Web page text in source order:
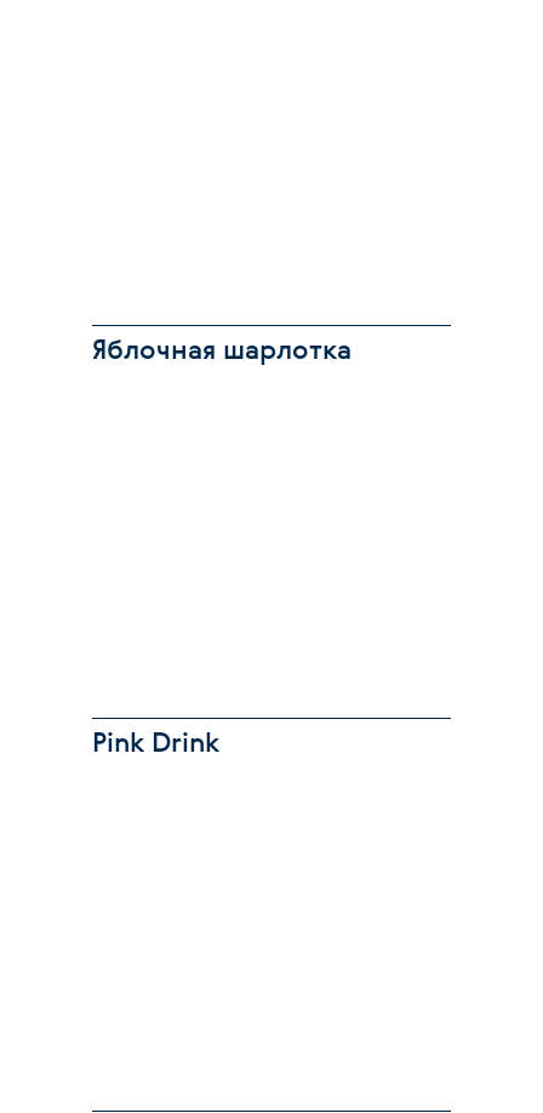
Яблочная шарлотка
Pink Drink